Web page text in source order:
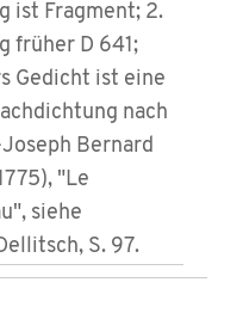
ist Fragment; 2.
früher D 641;
Gedicht ist eine
nach
Bernard
"Le
siehe
S. 97.